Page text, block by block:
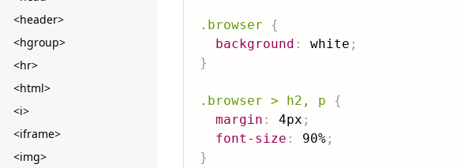
<header>
<hgroup>
<hr>
<html>
<i>
<iframe>
<img>
.browser
{
background : white ;
}
.browser > h2, p
{
margin : 4px ;
font-size : 90% ;
}